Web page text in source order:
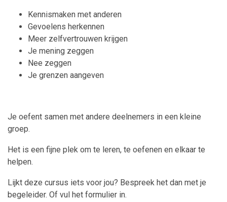
Kennismaken met anderen
Gevoelens herkennen
Meer zelfvertrouwen krijgen
Je mening zeggen
Nee zeggen
Je grenzen aangeven
Je oefent samen met andere deelnemers in een kleine
groep.
Het is een fijne plek om te leren, te oefenen en elkaar te
helpen.
Lijkt deze cursus iets voor jou? Bespreek het dan met je
begeleider. Of vul het formulier in.